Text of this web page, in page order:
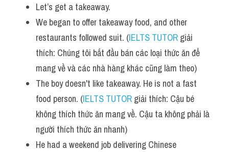
Listening
Speaking
Reading
Homepage
Let’s get a takeaway.
We began to offer takeaway food, and other
restaurants followed suit. (IELTS TUTOR giải
thích: Chúng tôi bắt đầu bán các loại thức ăn để
mang về và các nhà hàng khác cũng làm theo)
The boy doesn't like takeaway. He is not a fast
food person. (IELTS TUTOR giải thích: Cậu bé
không thích thức ăn mang về. Cậu ta không phải là
người thích thức ăn nhanh)
He had a weekend job delivering Chinese